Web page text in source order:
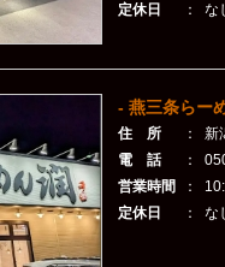
定休日
： な
- 燕三条らー
住 所 ：
新
電 話
：
営業時間
：
定休日
： な